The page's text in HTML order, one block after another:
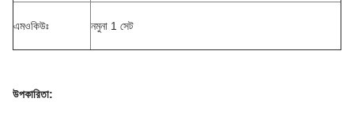
এমওকিউঃ নমুনা 1 সেট
উপকারিতা: